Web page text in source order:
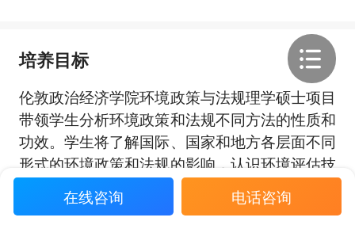
培养目标
伦敦政治经济学院环境政策与法规理学硕士项目
带领学生分析环境政策和法规不同方法的性质和
功效。学生将了解国际、国家和地方各层面不同
形式的环境政策和法规的影响，认识环境评估技
术的作用与地位。学生将能将理论与实践联系，
掌握任职于公共、私营或非政府组织部门的环境
在线咨询 电话咨询